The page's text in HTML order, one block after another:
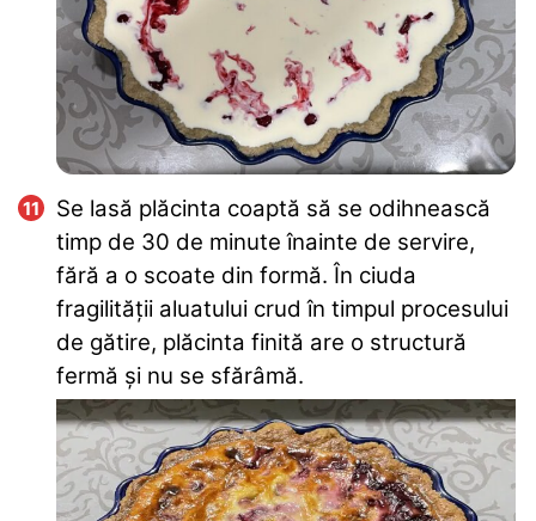
Se lasă plăcinta coaptă să se odihnească
timp de 30 de minute înainte de servire,
fără a o scoate din formă. În ciuda
fragilității aluatului crud în timpul procesului
de gătire, plăcinta finită are o structură
fermă și nu se sfărâmă.